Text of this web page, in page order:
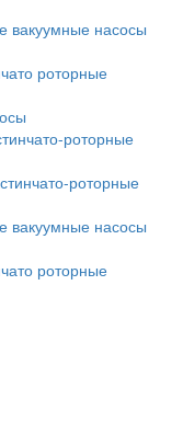
вакуумные насосы
роторные
роторные
роторные
вакуумные насосы
роторные